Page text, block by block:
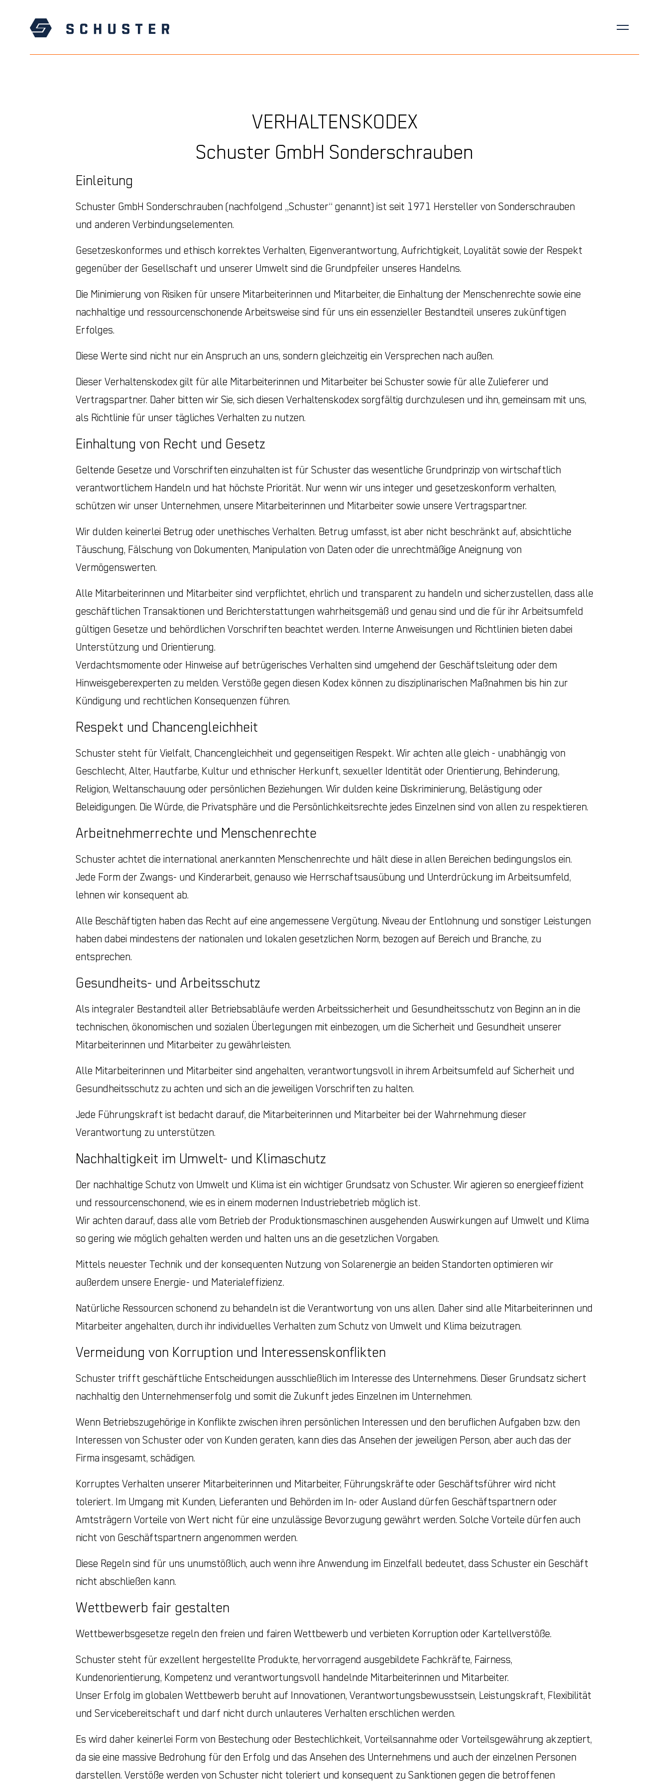
VERHALTENSKODEX
Schuster GmbH Sonderschrauben
Einleitung
Schuster GmbH Sonderschrauben (nachfolgend „Schuster“ genannt) ist seit 1971 Hersteller von Sonderschrauben
und anderen Verbindungselementen.
Gesetzeskonformes und ethisch korrektes Verhalten, Eigenverantwortung, Aufrichtigkeit, Loyalität sowie der Respekt
gegenüber der Gesellschaft und unserer Umwelt sind die Grundpfeiler unseres Handelns.
Die Minimierung von Risiken für unsere Mitarbeiterinnen und Mitarbeiter, die Einhaltung der Menschenrechte sowie eine
nachhaltige und ressourcenschonende Arbeitsweise sind für uns ein essenzieller Bestandteil unseres zukünftigen
Erfolges.
Diese Werte sind nicht nur ein Anspruch an uns, sondern gleichzeitig ein Versprechen nach außen.
Dieser Verhaltenskodex gilt für alle Mitarbeiterinnen und Mitarbeiter bei Schuster sowie für alle Zulieferer und
Vertragspartner. Daher bitten wir Sie, sich diesen Verhaltenskodex sorgfältig durchzulesen und ihn, gemeinsam mit uns,
als Richtlinie für unser tägliches Verhalten zu nutzen.
Einhaltung von Recht und Gesetz
Geltende Gesetze und Vorschriften einzuhalten ist für Schuster das wesentliche Grundprinzip von wirtschaftlich
verantwortlichem Handeln und hat höchste Priorität. Nur wenn wir uns integer und gesetzeskonform verhalten,
schützen wir unser Unternehmen, unsere Mitarbeiterinnen und Mitarbeiter sowie unsere Vertragspartner.
Wir dulden keinerlei Betrug oder unethisches Verhalten. Betrug umfasst, ist aber nicht beschränkt auf, absichtliche
Täuschung, Fälschung von Dokumenten, Manipulation von Daten oder die unrechtmäßige Aneignung von
Vermögenswerten.
Alle Mitarbeiterinnen und Mitarbeiter sind verpflichtet, ehrlich und transparent zu handeln und sicherzustellen, dass alle
geschäftlichen Transaktionen und Berichterstattungen wahrheitsgemäß und genau sind und die für ihr Arbeitsumfeld
gültigen Gesetze und behördlichen Vorschriften beachtet werden. Interne Anweisungen und Richtlinien bieten dabei
Unterstützung und Orientierung.
Verdachtsmomente oder Hinweise auf betrügerisches Verhalten sind umgehend der Geschäftsleitung oder dem
Hinweisgeberexperten zu melden. Verstöße gegen diesen Kodex können zu disziplinarischen Maßnahmen bis hin zur
Kündigung und rechtlichen Konsequenzen führen.
Respekt und Chancengleichheit
Schuster steht für Vielfalt, Chancengleichheit und gegenseitigen Respekt. Wir achten alle gleich - unabhängig von
Geschlecht, Alter, Hautfarbe, Kultur und ethnischer Herkunft, sexueller Identität oder Orientierung, Behinderung,
Religion, Weltanschauung oder persönlichen Beziehungen. Wir dulden keine Diskriminierung, Belästigung oder
Beleidigungen. Die Würde, die Privatsphäre und die Persönlichkeitsrechte jedes Einzelnen sind von allen zu respektieren.
Arbeitnehmerrechte und Menschenrechte
Schuster achtet die international anerkannten Menschenrechte und hält diese in allen Bereichen bedingungslos ein.
Jede Form der Zwangs- und Kinderarbeit, genauso wie Herrschaftsausübung und Unterdrückung im Arbeitsumfeld,
lehnen wir konsequent ab.
Alle Beschäftigten haben das Recht auf eine angemessene Vergütung. Niveau der Entlohnung und sonstiger Leistungen
haben dabei mindestens der nationalen und lokalen gesetzlichen Norm, bezogen auf Bereich und Branche, zu
entsprechen.
Gesundheits- und Arbeitsschutz
Als integraler Bestandteil aller Betriebsabläufe werden Arbeitssicherheit und Gesundheitsschutz von Beginn an in die
technischen, ökonomischen und sozialen Überlegungen mit einbezogen, um die Sicherheit und Gesundheit unserer
Mitarbeiterinnen und Mitarbeiter zu gewährleisten.
Alle Mitarbeiterinnen und Mitarbeiter sind angehalten, verantwortungsvoll in ihrem Arbeitsumfeld auf Sicherheit und
Gesundheitsschutz zu achten und sich an die jeweiligen Vorschriften zu halten.
Jede Führungskraft ist bedacht darauf, die Mitarbeiterinnen und Mitarbeiter bei der Wahrnehmung dieser
Verantwortung zu unterstützen.
Nachhaltigkeit im Umwelt- und Klimaschutz
Der nachhaltige Schutz von Umwelt und Klima ist ein wichtiger Grundsatz von Schuster. Wir agieren so energieeffizient
und ressourcenschonend, wie es in einem modernen Industriebetrieb möglich ist.
Wir achten darauf, dass alle vom Betrieb der Produktionsmaschinen ausgehenden Auswirkungen auf Umwelt und Klima
so gering wie möglich gehalten werden und halten uns an die gesetzlichen Vorgaben.
Mittels neuester Technik und der konsequenten Nutzung von Solarenergie an beiden Standorten optimieren wir
außerdem unsere Energie- und Materialeffizienz.
Natürliche Ressourcen schonend zu behandeln ist die Verantwortung von uns allen. Daher sind alle Mitarbeiterinnen und
Mitarbeiter angehalten, durch ihr individuelles Verhalten zum Schutz von Umwelt und Klima beizutragen.
Vermeidung von Korruption und Interessenskonflikten
Schuster trifft geschäftliche Entscheidungen ausschließlich im Interesse des Unternehmens. Dieser Grundsatz sichert
nachhaltig den Unternehmenserfolg und somit die Zukunft jedes Einzelnen im Unternehmen.
Wenn Betriebszugehörige in Konflikte zwischen ihren persönlichen Interessen und den beruflichen Aufgaben bzw. den
Interessen von Schuster oder von Kunden geraten, kann dies das Ansehen der jeweiligen Person, aber auch das der
Firma insgesamt, schädigen.
Korruptes Verhalten unserer Mitarbeiterinnen und Mitarbeiter, Führungskräfte oder Geschäftsführer wird nicht
toleriert. Im Umgang mit Kunden, Lieferanten und Behörden im In- oder Ausland dürfen Geschäftspartnern oder
Amtsträgern Vorteile von Wert nicht für eine unzulässige Bevorzugung gewährt werden. Solche Vorteile dürfen auch
nicht von Geschäftspartnern angenommen werden.
Diese Regeln sind für uns unumstößlich, auch wenn ihre Anwendung im Einzelfall bedeutet, dass Schuster ein Geschäft
nicht abschließen kann.
Wettbewerb fair gestalten
Wettbewerbsgesetze regeln den freien und fairen Wettbewerb und verbieten Korruption oder Kartellverstöße.
Schuster steht für exzellent hergestellte Produkte, hervorragend ausgebildete Fachkräfte, Fairness,
Kundenorientierung, Kompetenz und verantwortungsvoll handelnde Mitarbeiterinnen und Mitarbeiter.
Unser Erfolg im globalen Wettbewerb beruht auf Innovationen, Verantwortungsbewusstsein, Leistungskraft, Flexibilität
und Servicebereitschaft und darf nicht durch unlauteres Verhalten erschlichen werden.
Es wird daher keinerlei Form von Bestechung oder Bestechlichkeit, Vorteilsannahme oder Vorteilsgewährung akzeptiert,
da sie eine massive Bedrohung für den Erfolg und das Ansehen des Unternehmens und auch der einzelnen Personen
darstellen. Verstöße werden von Schuster nicht toleriert und konsequent zu Sanktionen gegen die betroffenen